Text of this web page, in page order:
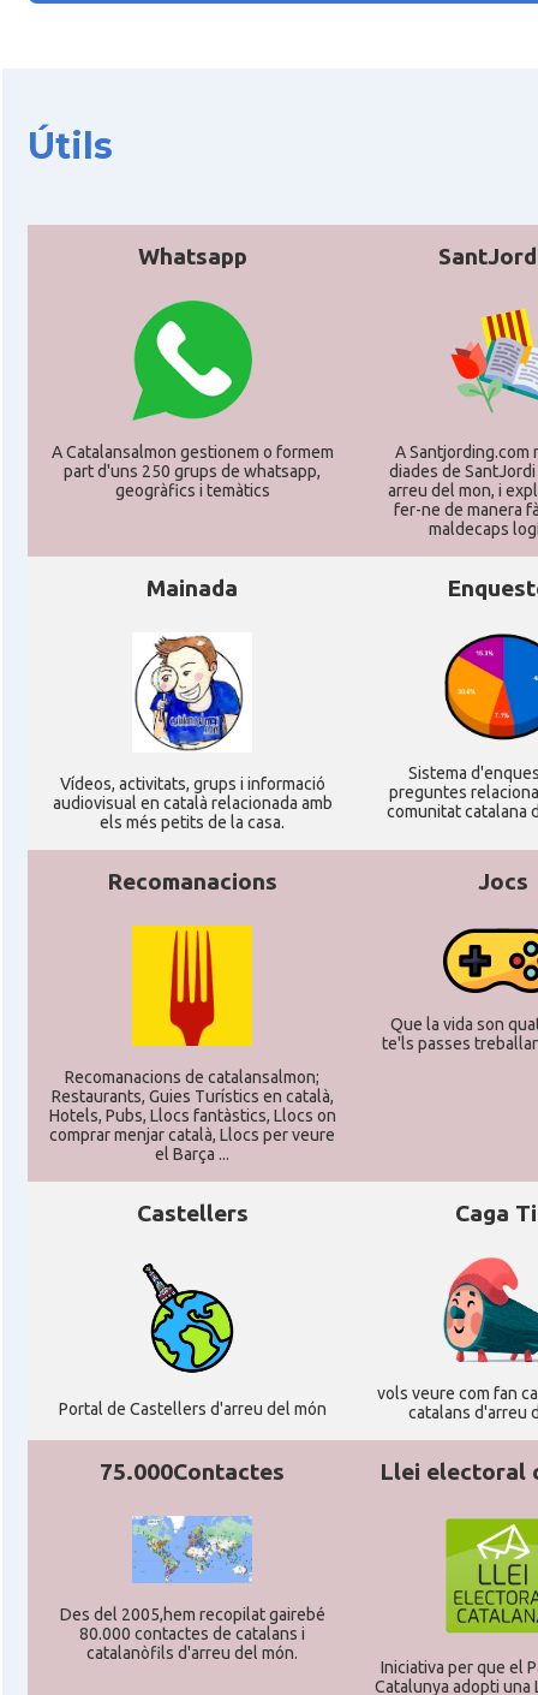
CAMON
CAMON Catalans a Mainz
CAMON Catalans a MÜNCHEN
CAMON Catalans a OLDENBURG
Catalans a Stuttgart
CAMON Catalans a TRIER
CAMON CATALANS A TÜBINGEN
Associació Catalana d'Essen E.V. /
Associació Catalana d'Hamburg "El
Casal Català de Frankfurt
Casal Casal Català de Stuttgart, Stuttcat
Centre Català de Munic
Centre Cultural Català de Colònia
Katalanischer Salon, e. V.
Delegació Delegació del Govern a Alemanya
Consolat Consolat general a Dusseldorf
Útils
Whatsapp
A Catalansalmon gestionem o formem
part d'uns 250 grups de whatsapp,
geogràfics i temàtics
A Santjording.com
diades de
arreu del mon, i
fer-ne de manera
maldecaps
Mainada
Ví­deos, activitats, grups i informació
audiovisual en català relacionada amb
els més petits de la casa.
Sistema
preguntes
comunitat catalana
Recomanacions
Recomanacions de catalansalmon;
Restaurants, Guies Turístics en català,
Hotels, Pubs, Llocs fantàstics, Llocs on
comprar menjar català, Llocs per veure
el Barça ...
Jocs
Que la vida son
te'ls passes
Castellers
Portal de Castellers d'arreu del món
Caga
vols veure com fan
catalans d'arreu
75.000Contactes
Des del 2005,hem recopilat gairebé
80.000 contactes de catalans i
catalanòfils d'arreu del món.
Llei electoral
Iniciativa per que el
Catalunya adopti una